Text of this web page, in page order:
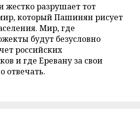
жестко разрушает тот
который Пашинян рисует
Мир, где
будут безусловно
российских
и где Еревану за свои
отвечать.